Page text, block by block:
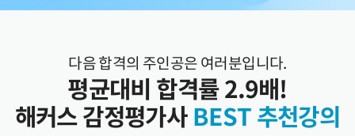
신청이 제한됩니다.
다음 합격의 주인공은 여러분입니다.
평균대비 합격률 2.9배!
해커스 감정평가사 BEST 추천강의